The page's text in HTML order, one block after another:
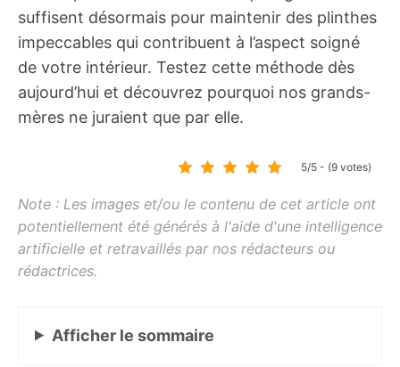
suffisent désormais pour maintenir des plinthes
impeccables qui contribuent à l’aspect soigné
de votre intérieur. Testez cette méthode dès
aujourd’hui et découvrez pourquoi nos grands-
mères ne juraient que par elle.
5/5 - (9 votes)
Afficher le sommaire